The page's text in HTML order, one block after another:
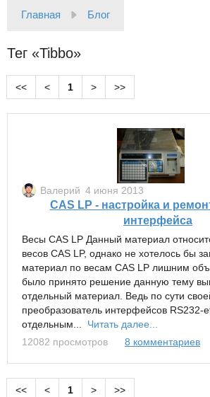
Главная Блог
Тег «Tibbo»
<< < 1 > >>
Валерий 4 июня 2013
CAS LP - настройка и
интерфейса
Весы CAS LP Данный материал
весов CAS LP, однако не хотелось бы
материал по весам CAS LP лишним
было принято решение данную тему
отдельный материал. Ведь по сути
преобразователь интерфейсов RS232-
отдельным... Читать далее...
12082 просмотров
8 комментариев
<< < 1 > >>